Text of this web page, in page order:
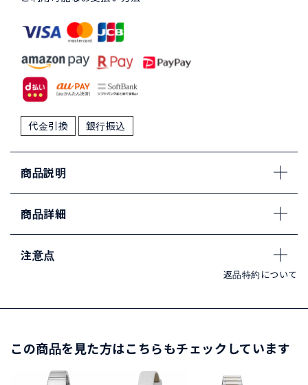
代金引換 銀行振込
商品説明
商品詳細
注意点
返品特約について
この商品を見た方はこちらもチェックしています